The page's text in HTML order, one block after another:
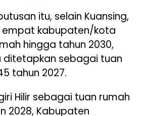
itu, selain Kuansing,
kabupaten/kota
hingga tahun 2030,
ditetapkan sebagai tuan
tahun 2027.
Hilir sebagai tuan rumah
2028, Kabupaten